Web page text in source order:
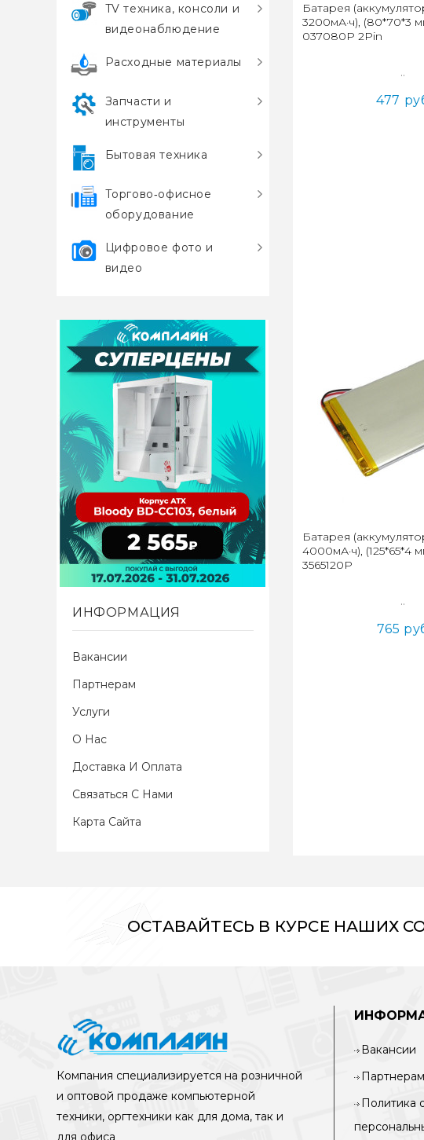
TV техника, консоли и
видеонаблюдение
Расходные материалы
Запчасти и
инструменты
Бытовая техника
Торгово‑офисное
оборудование
Цифровое фото и
видео
ИНФОРМАЦИЯ
Вакансии
Партнерам
Услуги
О Нас
Доставка И Оплата
Связаться С Нами
Карта Сайта
Батарея
3200мА·ч), (80*70*3
037080P 2Pin
..
477
Батарея
4000мА·ч), (125*65*4
3565120P
..
765
ОСТАВАЙТЕСЬ В КУРСЕ НАШИХ
Компания специализируется на розничной
и оптовой продаже компьютерной
техники, оргтехники как для дома, так и
для офиса
Вакансии
Партнерам
Политика